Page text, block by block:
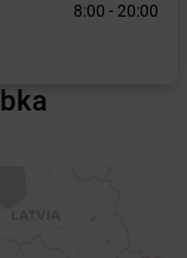
8:00 - 20:00